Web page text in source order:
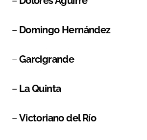
– Domingo Hernández
–Garcigrande
– La Quinta
–Victoriano del Río